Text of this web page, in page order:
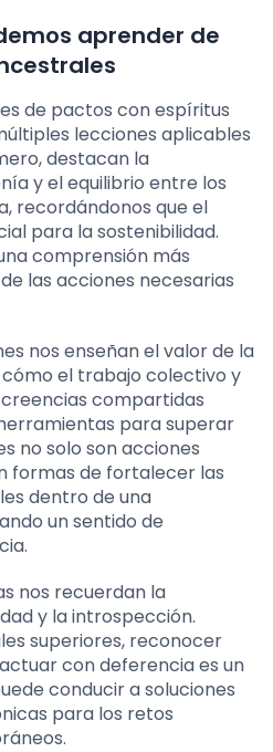
aprender de
de pactos con espíritus
lecciones aplicables
destacan la
y el equilibrio entre los
recordándonos que el
para la sostenibilidad.
comprensión más
las acciones necesarias
nos enseñan el valor de la
el trabajo colectivo y
compartidas
para superar
no solo son acciones
formas de fortalecer las
dentro de una
un sentido de
nos recuerdan la
y la introspección.
superiores, reconocer
con deferencia es un
conducir a soluciones
para los retos